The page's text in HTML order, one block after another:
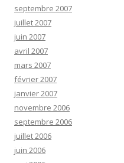
septembre 2007
juillet 2007
juin 2007
avril 2007
mars 2007
février 2007
janvier 2007
novembre 2006
septembre 2006
juillet 2006
juin 2006